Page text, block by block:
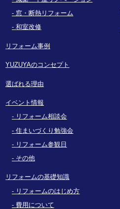
窓・断熱リフォーム
和室改修
リフォーム事例
YUZUYAのコンセプト
選ばれる理由
イベント情報
リフォーム相談会
住まいづくり勉強会
リフォーム参観日
その他
リフォームの基礎知識
リフォームのはじめ方
費用について